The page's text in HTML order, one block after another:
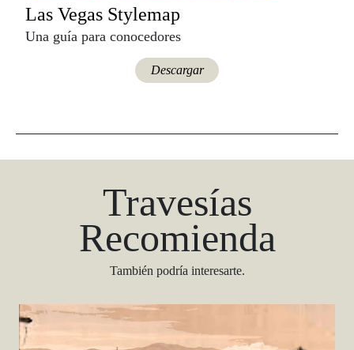
Las Vegas Stylemap
Una guía para conocedores
Descargar
Travesías
Recomienda
También podría interesarte.